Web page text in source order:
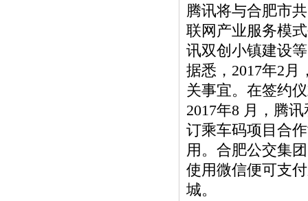
腾讯将与合肥市
联网产业服务模
讯双创小镇建设
据悉，2017年2
关事宜。在签约
2017年8 月，腾
订乘车码项目合
用。合肥公交集
使用微信便可支
城。